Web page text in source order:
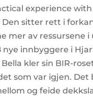
experience
Den sitter rett i
mer av ressursene
innbyggere i
kler sin BIR-
som var igjen.
og feide